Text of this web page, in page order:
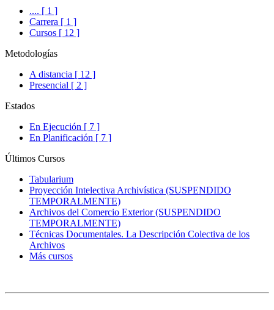
.... [ 1 ]
Carrera [ 1 ]
Cursos [ 12 ]
Metodologías
A distancia [ 12 ]
Presencial [ 2 ]
Estados
En Ejecución [ 7 ]
En Planificación [ 7 ]
Últimos Cursos
Tabularium
Proyección Intelectiva Archivística (SUSPENDIDO
TEMPORALMENTE)
Archivos del Comercio Exterior (SUSPENDIDO
TEMPORALMENTE)
Técnicas Documentales. La Descripción Colectiva de los
Archivos
Más cursos